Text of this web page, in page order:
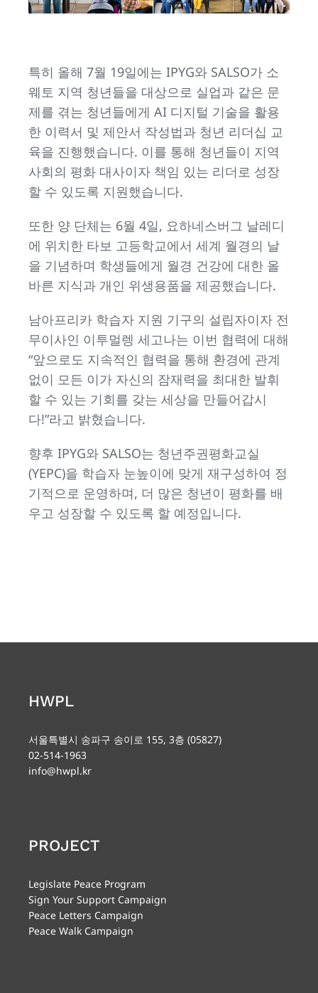
특히 올해 7월 19일에는 IPYG와 SALSO가 소
웨토 지역 청년들을 대상으로 실업과 같은 문
제를 겪는 청년들에게 AI 디지털 기술을 활용
한 이력서 및 제안서 작성법과 청년 리더십 교
육을 진행했습니다. 이를 통해 청년들이 지역
사회의 평화 대사이자 책임 있는 리더로 성장
할 수 있도록 지원했습니다.
또한 양 단체는 6월 4일, 요하네스버그 날레디
에 위치한 타보 고등학교에서 세계 월경의 날
을 기념하며 학생들에게 월경 건강에 대한 올
바른 지식과 개인 위생용품을 제공했습니다.
남아프리카 학습자 지원 기구의 설립자이자 전
무이사인 이투멀렝 세고나는 이번 협력에 대해
“앞으로도 지속적인 협력을 통해 환경에 관계
없이 모든 이가 자신의 잠재력을 최대한 발휘
할 수 있는 기회를 갖는 세상을 만들어갑시
다!”라고 밝혔습니다.
향후 IPYG와 SALSO는 청년주권평화교실
(YEPC)을 학습자 눈높이에 맞게 재구성하여 정
기적으로 운영하며, 더 많은 청년이 평화를 배
우고 성장할 수 있도록 할 예정입니다.
HWPL
서울특별시 송파구 송이로 155, 3층 (05827)
02-514-1963
info@hwpl.kr
PROJECT
Legislate Peace Program
Sign Your Support Campaign
Peace Letters Campaign
Peace Walk Campaign